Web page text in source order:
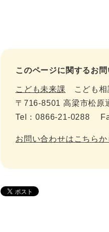
このページに関するお
こども未来課
こども相
〒716-8501 高梁市松原
Tel：0866-21-0288
お問い合わせはこちらか